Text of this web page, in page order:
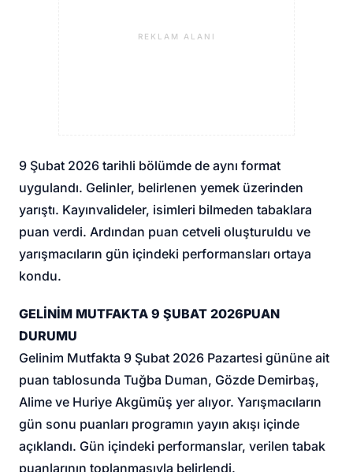
REKLAM ALANI
9 Şubat 2026 tarihli bölümde de aynı format
uygulandı. Gelinler, belirlenen yemek üzerinden
yarıştı. Kayınvalideler, isimleri bilmeden tabaklara
puan verdi. Ardından puan cetveli oluşturuldu ve
yarışmacıların gün içindeki performansları ortaya
kondu.
GELİNİM MUTFAKTA 9 ŞUBAT 2026PUAN
DURUMU
Gelinim Mutfakta 9 Şubat 2026 Pazartesi gününe ait
puan tablosunda Tuğba Duman, Gözde Demirbaş,
Alime ve Huriye Akgümüş yer alıyor. Yarışmacıların
gün sonu puanları programın yayın akışı içinde
açıklandı. Gün içindeki performanslar, verilen tabak
puanlarının toplanmasıyla belirlendi.